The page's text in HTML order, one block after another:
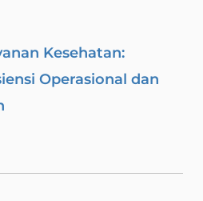
Kesehatan:
Operasional dan